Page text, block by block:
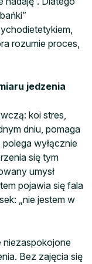
rozumie proces,
jedzenia
koi stres,
dniu, pomaga
wyłącznie
się tym
umysł
pojawia się fala
„nie jestem w
niezaspokojone
Bez zajęcia się